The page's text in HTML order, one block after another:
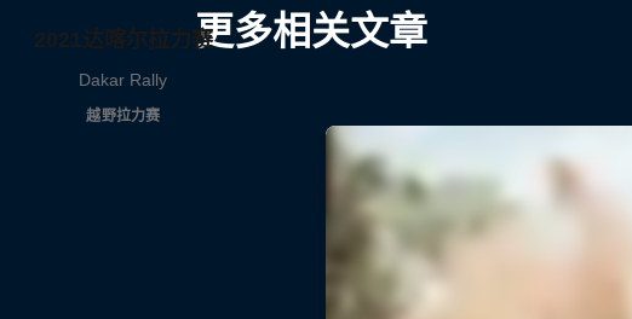
更多相关文章
2021达喀尔拉力赛
Dakar Rally
越野拉力赛